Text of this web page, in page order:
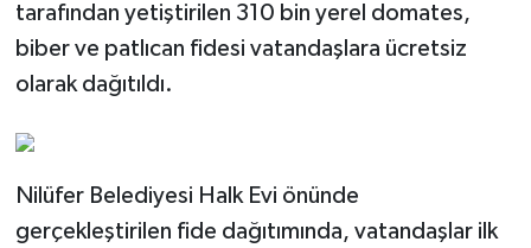
tarafından yetiştirilen 310 bin yerel domates,
biber ve patlıcan fidesi vatandaşlara ücretsiz
olarak dağıtıldı.
Nilüfer Belediyesi Halk Evi önünde
gerçekleştirilen fide dağıtımında, vatandaşlar ilk